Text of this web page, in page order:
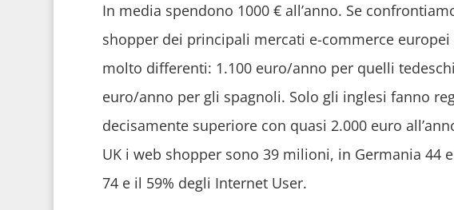
In media spendono 1000 € all’anno. Se
shopper dei principali mercati e-commerce
molto differenti: 1.100 euro/anno per quelli
euro/anno per gli spagnoli. Solo gli inglesi fanno
decisamente superiore con quasi 2.000 euro
UK i web shopper sono 39 milioni, in Germania 44
74 e il 59% degli Internet User.